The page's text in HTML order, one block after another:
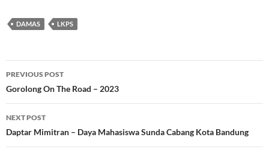
DAMAS LKPS
Post
navigation
PREVIOUS POST
Gorolong On The Road – 2023
NEXT POST
Daptar Mimitran – Daya Mahasiswa Sunda Cabang Kota Bandung